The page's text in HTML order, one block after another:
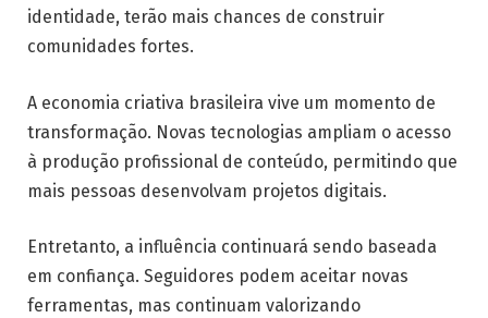
identidade, terão mais chances de construir
comunidades fortes.
A economia criativa brasileira vive um momento de
transformação. Novas tecnologias ampliam o acesso
à produção profissional de conteúdo, permitindo que
mais pessoas desenvolvam projetos digitais.
Entretanto, a influência continuará sendo baseada
em confiança. Seguidores podem aceitar novas
ferramentas, mas continuam valorizando